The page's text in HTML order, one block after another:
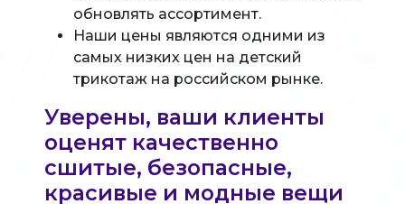
обновлять ассортимент.
Наши цены являются одними из
самых низких цен на детский
трикотаж на российском рынке.
Уверены, ваши клиенты
оценят качественно
сшитые, безопасные,
красивые и модные вещи